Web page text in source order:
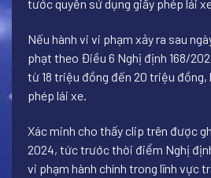
tước quyền sử dụng giấy phép lái
Nếu hành vi vi phạm xảy ra sau
phạt theo Điều 6 Nghị định 168/
từ 18 triệu đồng đến 20 triệu
phép lái xe.
Xác minh cho thấy clip trên được
2024, tức trước thời điểm Nghị
vi phạm hành chính trong lĩnh vực